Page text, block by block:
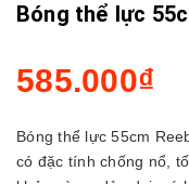
Bóng thể lực
585.000₫
Bóng thể lực 55cm
có đặc tính chống nổ,